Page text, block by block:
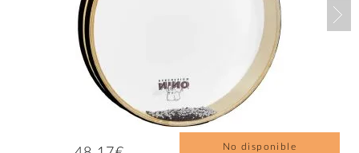
No disponible